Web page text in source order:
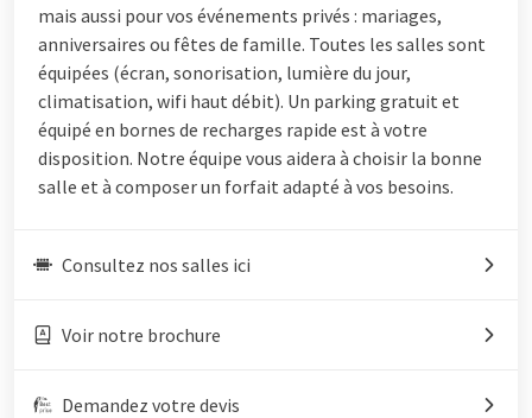
mais aussi pour vos événements privés : mariages,
anniversaires ou fêtes de famille. Toutes les salles sont
équipées (écran, sonorisation, lumière du jour,
climatisation, wifi haut débit). Un parking gratuit et
équipé en bornes de recharges rapide est à votre
disposition. Notre équipe vous aidera à choisir la bonne
salle et à composer un forfait adapté à vos besoins.
Consultez nos salles ici
Voir notre brochure
Demandez votre devis